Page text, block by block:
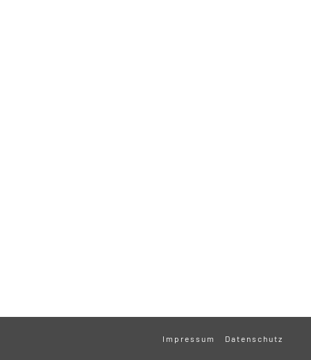
Impressum Datenschutz